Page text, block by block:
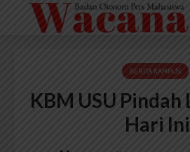
BERITA KAMPUS
KBM USU Pindah
Hari Ini